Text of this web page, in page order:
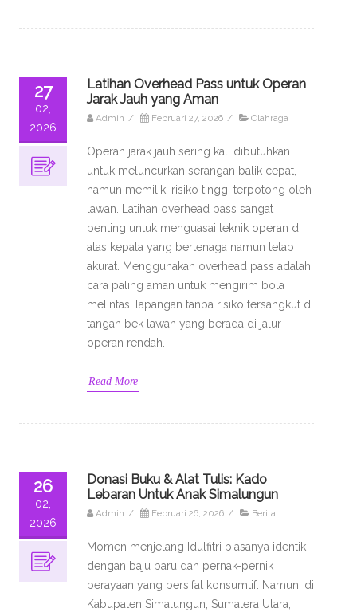
27
02,
2026
Latihan Overhead Pass untuk Operan
Jarak Jauh yang Aman
Admin / Februari 27, 2026 / Olahraga
Operan jarak jauh sering kali dibutuhkan
untuk meluncurkan serangan balik cepat,
namun memiliki risiko tinggi terpotong oleh
lawan. Latihan overhead pass sangat
penting untuk menguasai teknik operan di
atas kepala yang bertenaga namun tetap
akurat. Menggunakan overhead pass adalah
cara paling aman untuk mengirim bola
melintasi lapangan tanpa risiko tersangkut di
tangan bek lawan yang berada di jalur
operan rendah.
Read More
26
02,
2026
Donasi Buku & Alat Tulis: Kado
Lebaran Untuk Anak Simalungun
Admin / Februari 26, 2026 / Berita
Momen menjelang Idulfitri biasanya identik
dengan baju baru dan pernak-pernik
perayaan yang bersifat konsumtif. Namun, di
Kabupaten Simalungun, Sumatera Utara,